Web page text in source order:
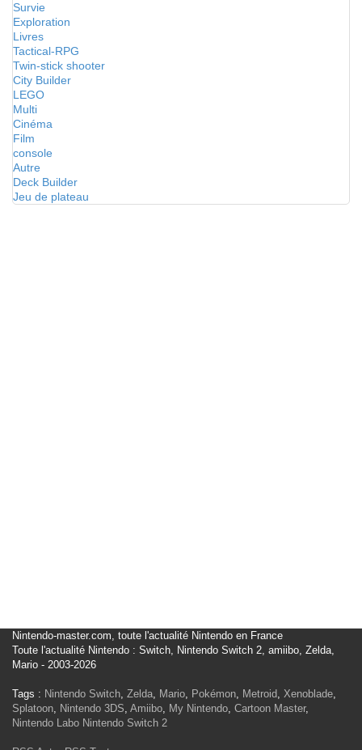
Survie
Exploration
Livres
Tactical-RPG
Twin-stick shooter
City Builder
LEGO
Multi
Cinéma
Film
console
Autre
Deck Builder
Jeu de plateau
Nintendo-master.com, toute l'actualité Nintendo en France
Toute l'actualité Nintendo : Switch, Nintendo Switch 2, amiibo, Zelda,
Mario - 2003-2026
Tags : Nintendo Switch, Zelda, Mario, Pokémon, Metroid, Xenoblade,
Splatoon, Nintendo 3DS, Amiibo, My Nintendo, Cartoon Master,
Nintendo Labo Nintendo Switch 2